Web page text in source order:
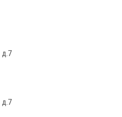
д.7
д.7